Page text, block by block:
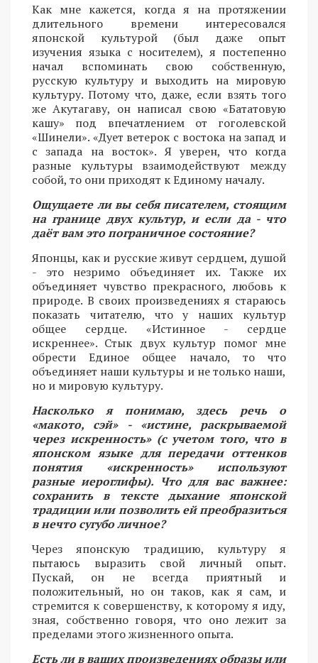
Как мне кажется, когда я на протяжении
длительного времени интересовался
японской культурой (был даже опыт
изучения языка с носителем), я постепенно
начал вспоминать свою собственную,
русскую культуру и выходить на мировую
культуру. Потому что, даже, если взять того
же Акутагаву, он написал свою «Бататовую
кашу» под впечатлением от гоголевской
«Шинели». «Дует ветерок с востока на запад и
с запада на восток». Я уверен, что когда
разные культуры взаимодействуют между
собой, то они приходят к Единому началу.
Ощущаете ли вы себя писателем, стоящим
на границе двух культур, и если да - что
даёт вам это пограничное состояние?
Японцы, как и русские живут сердцем, душой
- это незримо объединяет их. Также их
объединяет чувство прекрасного, любовь к
природе. В своих произведениях я стараюсь
показать читателю, что у наших культур
общее сердце. «Истинное - сердце
искреннее». Стык двух культур помог мне
обрести Единое общее начало, то что
объединяет наши культуры и не только наши,
но и мировую культуру.
Насколько я понимаю, здесь речь о
«макото, сэй» - «истине, раскрываемой
через искренность» (с учетом того, что в
японском языке для передачи оттенков
понятия «искренность» используют
разные иероглифы). Что для вас важнее:
сохранить в тексте дыхание японской
традиции или позволить ей преобразиться
в нечто сугубо личное?
Через японскую традицию, культуру я
пытаюсь выразить свой личный опыт.
Пускай, он не всегда приятный и
положительный, но он таков, как я сам, и
стремится к совершенству, к которому я иду,
зная, собственно говоря, что оно лежит за
пределами этого жизненного опыта.
Есть ли в ваших произведениях образы или